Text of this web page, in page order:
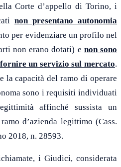
Corte d’appello di Torino, i
non presentano autonomia
per evidenziare un profilo nel
non erano dotati) e non sono
un servizio sul mercato.
la capacità del ramo di operare
sono i requisiti individuati
affinché sussista un
d’azienda legittimo (Cass.
2018, n. 28593.
i Giudici, considerata